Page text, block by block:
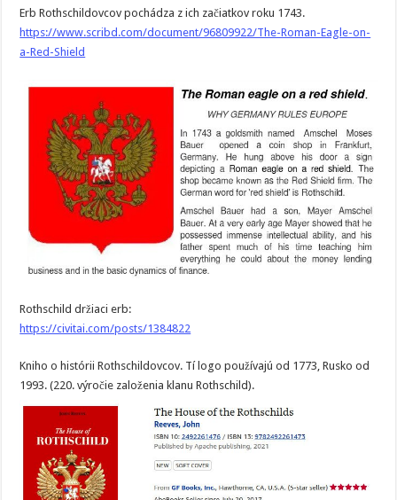
Erb Rothschildovcov pochádza z ich začiatkov roku 1743.
https://www.scribd.com/document/96809922/The-Roman-Eagle-on-
a-Red-Shield
Rothschild držiaci erb:
https://civitai.com/posts/1384822
Kniho o histórii Rothschildovcov. Tí logo používajú od 1773, Rusko od
1993. (220. výročie založenia klanu Rothschild).